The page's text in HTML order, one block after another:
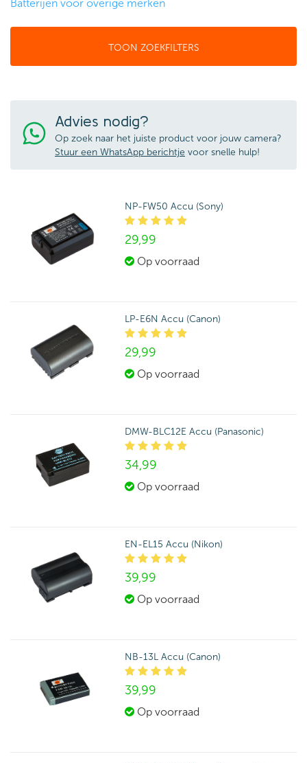
TOON ZOEKFILTERS
Batterijen voor overige merken
Advies nodig?
Op zoek naar het juiste product voor jouw camera?
Stuur een WhatsApp berichtje voor snelle hulp!
NP-FW50 Accu (Sony)
29,99
Op voorraad
LP-E6N Accu (Canon)
29,99
Op voorraad
DMW-BLC12E Accu (Panasonic)
34,99
Op voorraad
EN-EL15 Accu (Nikon)
39,99
Op voorraad
NB-13L Accu (Canon)
39,99
Op voorraad